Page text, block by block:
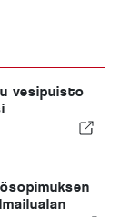
vesipuisto
maksavat 2